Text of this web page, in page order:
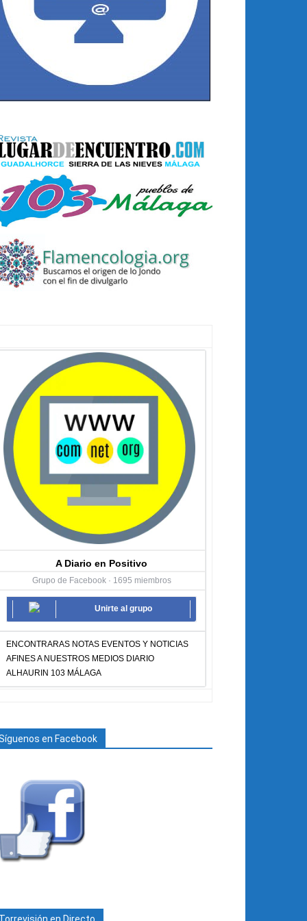
A Diario en Positivo
Grupo de Facebook · 1695 miembros
Unirte al grupo
ENCONTRARAS NOTAS EVENTOS Y NOTICIAS
AFINES A NUESTROS MEDIOS DIARIO
ALHAURIN 103 MÁLAGA
en Facebook